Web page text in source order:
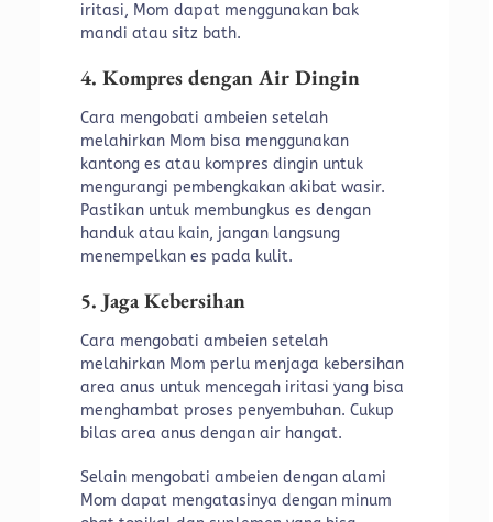
iritasi, Mom dapat menggunakan bak
mandi atau sitz bath.
4. Kompres dengan Air Dingin
Cara mengobati ambeien setelah
melahirkan Mom bisa menggunakan
kantong es atau kompres dingin untuk
mengurangi pembengkakan akibat wasir.
Pastikan untuk membungkus es dengan
handuk atau kain, jangan langsung
menempelkan es pada kulit.
5. Jaga Kebersihan
Cara mengobati ambeien setelah
melahirkan Mom perlu menjaga kebersihan
area anus untuk mencegah iritasi yang bisa
menghambat proses penyembuhan. Cukup
bilas area anus dengan air hangat.
Selain mengobati ambeien dengan alami
Mom dapat mengatasinya dengan minum